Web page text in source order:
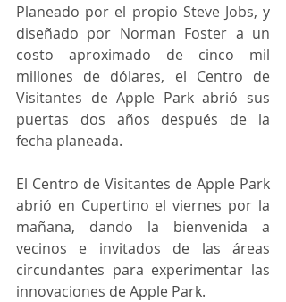
Planeado por el propio Steve Jobs, y
diseñado por Norman Foster a un
costo aproximado de cinco mil
millones de dólares, el Centro de
Visitantes de Apple Park abrió sus
puertas dos años después de la
fecha planeada.
El Centro de Visitantes de Apple Park
abrió en Cupertino el viernes por la
mañana, dando la bienvenida a
vecinos e invitados de las áreas
circundantes para experimentar las
innovaciones de Apple Park.